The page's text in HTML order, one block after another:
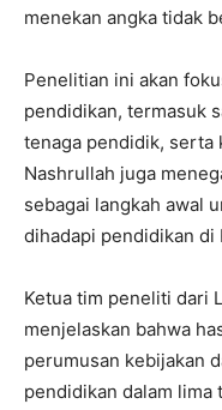
menekan angka tidak
Penelitian ini akan
pendidikan, termasuk
tenaga pendidik, serta
Nashrullah juga
sebagai langkah awal
dihadapi pendidikan di
Ketua tim peneliti dari
menjelaskan bahwa
perumusan kebijakan
pendidikan dalam lima